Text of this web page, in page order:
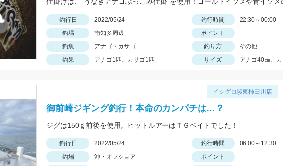
釣行日 2022/05/24 釣行時間
22:30～00:00
釣場
南知多周辺
ポイント
釣魚
アナゴ・カサゴ 釣り方
その他
釣果
アナゴ1匹、カサゴ1匹 サイズ アナゴ40㎝、
イシグロ駿東柿田川店
御前崎ジギング釣行！本命のカンパチは…？
ジグは150ｇ前後を使用。ヒットルアーはＴＧベイトでした！
釣行日 2022/05/24 釣行時間
06:00～12:30
釣場
沖・オフショア
ポイント